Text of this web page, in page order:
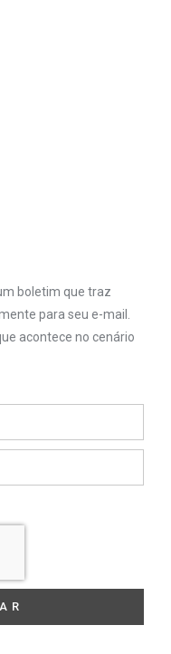
boletim que traz
para seu e-mail.
acontece no cenário